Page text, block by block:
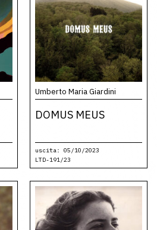
Umberto Maria Giardini
DOMUS MEUS
uscita: 05/10/2023
LTD-191/23